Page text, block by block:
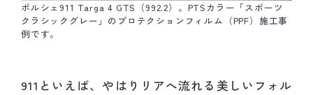
ポルシェ911 Targa 4 GTS（992.2）。PTSカラー「スポーツ
クラシックグレー」のプロテクションフィルム（PPF）施工事
例です。
911といえば、やはりリアへ流れる美しいフォル